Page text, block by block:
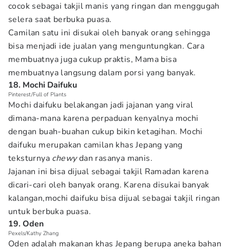
cocok sebagai takjil manis yang ringan dan menggugah
selera saat berbuka puasa.
Camilan satu ini disukai oleh banyak orang sehingga
bisa menjadi ide jualan yang menguntungkan. Cara
membuatnya juga cukup praktis, Mama bisa
membuatnya langsung dalam porsi yang banyak.
18. Mochi Daifuku
Pinterest/Full of Plants
Mochi daifuku belakangan jadi jajanan yang viral
dimana-mana karena perpaduan kenyalnya mochi
dengan buah-buahan cukup bikin ketagihan. Mochi
daifuku merupakan camilan khas Jepang yang
teksturnya chewydan rasanya manis.
Jajanan ini bisa dijual sebagai takjil Ramadan karena
dicari-cari oleh banyak orang. Karena disukai banyak
kalangan,mochi daifuku bisa dijual sebagai takjil ringan
untuk berbuka puasa.
19. Oden
Pexels/Kathy Zhang
Oden adalah makanan khas Jepang berupa aneka bahan